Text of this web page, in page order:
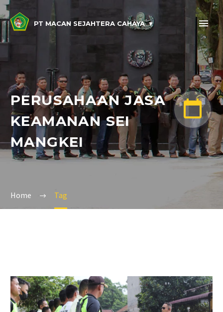
PT MACAN SEJAHTERA CAHAYA


PERUSAHAAN JASA
KEAMANAN SEI
MANGKEI
Home Tag